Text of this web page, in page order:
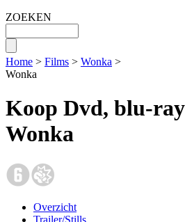
ZOEKEN
Home > Films > Wonka >
Wonka
Koop Dvd, blu-
Wonka
Overzicht
Trailer/Stills